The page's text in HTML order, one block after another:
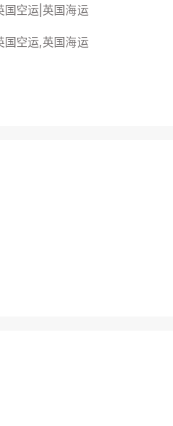
国空运|英国海运
国空运,英国海运